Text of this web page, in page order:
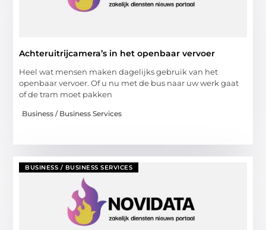
Achteruitrijcamera’s in het openbaar vervoer
Heel wat mensen maken dagelijks gebruik van het
openbaar vervoer. Of u nu met de bus naar uw werk gaat
of de tram moet pakken
Business / Business Services
BUSINESS / BUSINESS SERVICES